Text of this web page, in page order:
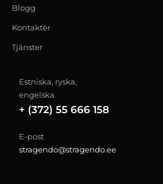
Blogg
Kontakter
Tjänster
Estniska, ryska,
engelska
+ (372) 55 666 158
E-post
stragendo@stragendo.ee